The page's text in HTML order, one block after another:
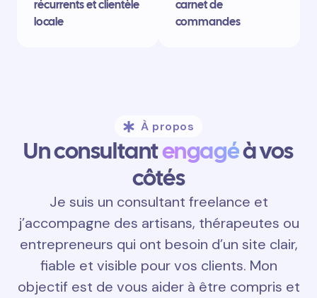
récurrents et clientèle
locale
carnet de
commandes
À propos
Un consultantengagéà vos
côtés
Je suis un consultant freelance et
j’accompagne des artisans, thérapeutes ou
entrepreneurs qui ont besoin d’un site clair,
fiable et visible pour vos clients. Mon
objectif est de vous aider à être compris et